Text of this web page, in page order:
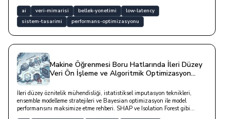
ai veri-mimarisi bellek-yonetimi
low-latency
sistem-tasarimi
performans-optimizasyonu
Makine Öğrenmesi Boru Hatlarında İleri Düzey
Veri Ön İşleme ve Algoritmik Optimizasyon
İleri düzey öznitelik mühendisliği, istatistiksel imputasyon teknikleri,
ensemble modelleme stratejileri ve Bayesian optimizasyon ile model
performansını maksimize etme rehberi. SHAP ve Isolation Forest gibi